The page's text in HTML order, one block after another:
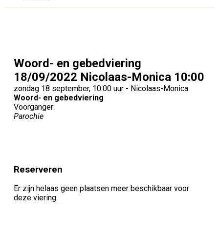
Woord- en gebedviering
18/09/2022 Nicolaas-Monica 10:00
zondag 18 september, 10:00 uur - Nicolaas-Monica
Woord- en gebedviering
Voorganger:
Parochie
Reserveren
Er zijn helaas geen plaatsen meer beschikbaar voor
deze viering